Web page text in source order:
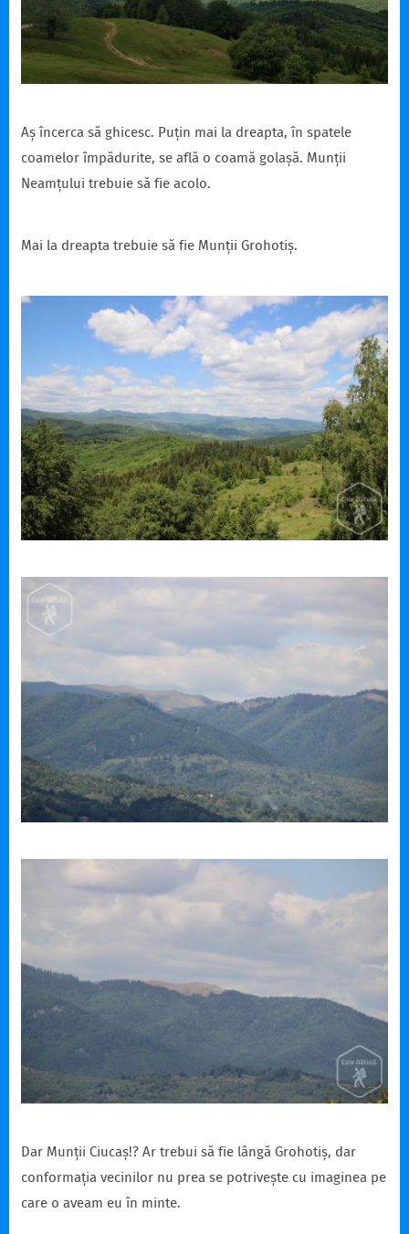
Aș încerca să ghicesc. Puțin mai la dreapta, în spatele
coamelor împădurite, se află o coamă golașă. Munții
Neamțului trebuie să fie acolo.
Mai la dreapta trebuie să fie Munții Grohotiș.
Dar Munții Ciucaș!? Ar trebui să fie lângă Grohotiș, dar
conformația vecinilor nu prea se potrivește cu imaginea pe
care o aveam eu în minte.